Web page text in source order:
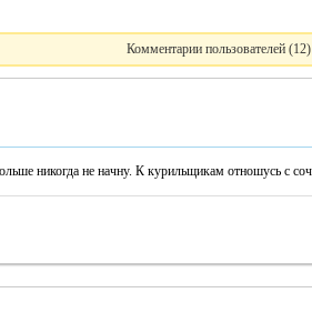
Комментарии пользователей (12)
никогда не начну. К курильщикам отношусь с